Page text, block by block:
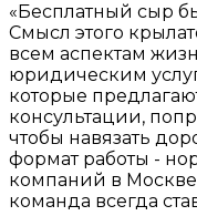
«Бесплатный сыр
Смысл этого
всем аспектам
юридическим
которые
консультации,
чтобы навязать
формат работы -
компаний в
команда всегда